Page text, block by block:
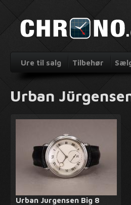
Ure til salg Tilbehør
Urban
Urban Jurgensen Big 8